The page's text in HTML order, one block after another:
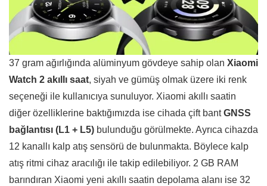
37 gram ağırlığında alüminyum gövdeye sahip olan Xiaomi
Watch 2 akıllı saat, siyah ve gümüş olmak üzere iki renk
seçeneği ile kullanıcıya sunuluyor. Xiaomi akıllı saatin
diğer özelliklerine baktığımızda ise cihada çift bantGNSS
bağlantısı (L1 + L5) bulunduğu görülmekte. Ayrıca cihazda
12 kanallı kalp atış sensörü de bulunmakta. Böylece kalp
atış ritmi cihaz aracılığı ile takip edilebiliyor. 2 GB RAM
barındıran Xiaomi yeni akıllı saatin depolama alanı ise 32